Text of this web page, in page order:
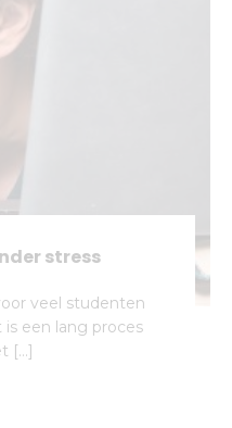
stress
veel studenten
een lang proces
[…]